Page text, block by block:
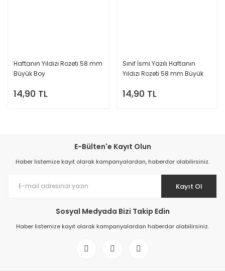
Haftanın Yıldızı Rozeti 58 mm
Büyük Boy
14,90 TL
Sınıf İsmi Yazılı Haftanın
Yıldızı Rozeti 58 mm Büyük
14,90 TL
E-Bülten'e Kayıt Olun
Haber listemize kayıt olarak kampanyalardan, haberdar olabilirsiniz.
Kayıt Ol
Sosyal Medyada Bizi Takip Edin
Haber listemize kayıt olarak kampanyalardan haberdar olabilirsiniz.